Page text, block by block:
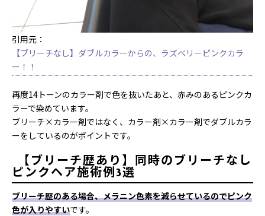
引用元：
【ブリーチなし】ダブルカラーからの、ラズベリーピンクカラ
ー！！
再度14トーンのカラー剤で色を抜いたあと、赤みのあるピンクカ
ラーで染めています。
ブリーチ×カラー剤ではなく、カラー剤×カラー剤でダブルカラ
ーをしているのがポイントです。
【ブリーチ歴あり】同時のブリーチなし
ピンクヘア施術例3選
ブリーチ歴のある場合、メラニン色素を減らせているのでピンク
色が入りやすいです。